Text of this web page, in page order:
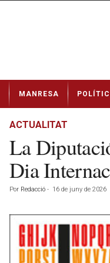
t
MANRESA
ACTUALITAT
La
Dia
Por Redacció - 16 de juny de 2026